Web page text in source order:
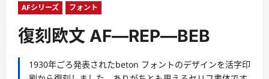
ー
AFシリーズ フォント
復刻欧文 AF―REP―BEB
1930年ごろ発表されたbeton フォントのデザインを活字印